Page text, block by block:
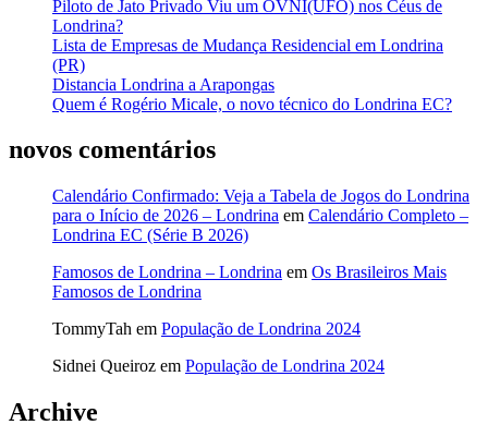
Piloto de Jato Privado Viu um OVNI(UFO) nos Céus de
Londrina?
Lista de Empresas de Mudança Residencial em Londrina
(PR)
Distancia Londrina a Arapongas
Quem é Rogério Micale, o novo técnico do Londrina EC?
novos comentários
Calendário Confirmado: Veja a Tabela de Jogos do Londrina
para o Início de 2026 – Londrina em Calendário Completo –
Londrina EC (Série B 2026)
Famosos de Londrina – Londrina em Os Brasileiros Mais
Famosos de Londrina
TommyTah em População de Londrina 2024
Sidnei Queiroz em População de Londrina 2024
Archive